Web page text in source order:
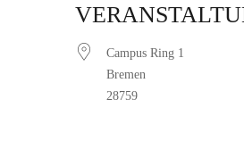
Campus Ring 1
Bremen
28759